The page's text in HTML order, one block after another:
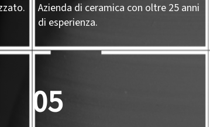
Azienda di ceramica con oltre 25 anni
di esperienza.
05